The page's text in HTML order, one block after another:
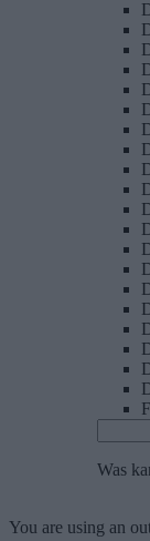
Was
You are using an